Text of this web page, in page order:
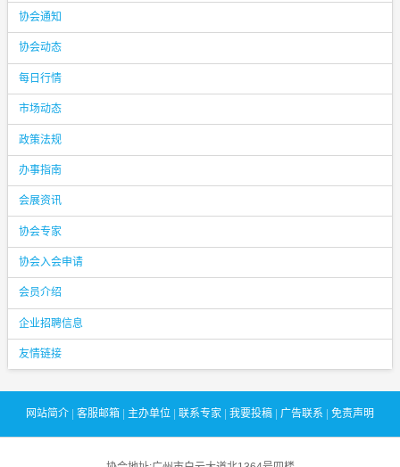
协会通知
协会动态
每日行情
市场动态
政策法规
办事指南
会展资讯
协会专家
协会入会申请
会员介绍
企业招聘信息
友情链接
网站简介 客服邮箱 主办单位 联系专家 我要投稿 广告联系 免责声明